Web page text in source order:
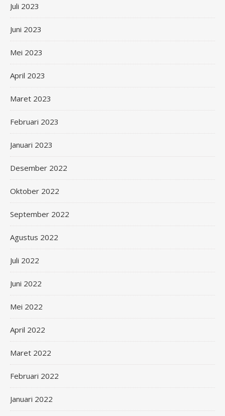
Juli 2023
Juni 2023
Mei 2023
April 2023
Maret 2023
Februari 2023
Januari 2023
Desember 2022
Oktober 2022
September 2022
Agustus 2022
Juli 2022
Juni 2022
Mei 2022
April 2022
Maret 2022
Februari 2022
Januari 2022